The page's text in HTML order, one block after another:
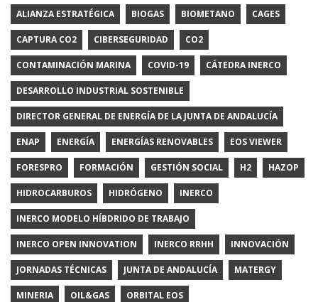
ALIANZA ESTRATÉGICA BIOGAS BIOMETANO CAGES
CAPTURA CO2 CIBERSEGURIDAD CO2
CONTAMINACIÓN MARINA COVID-19 CÁTEDRA INERCO
DESARROLLO INDUSTRIAL SOSTENIBLE
DIRECTOR GENERAL DE ENERGÍA DE LA JUNTA DE ANDALUCÍA
ENAP ENERGÍA ENERGÍAS RENOVABLES EOS VIEWER
FORESPRO FORMACIÓN GESTIÓN SOCIAL H2 HAZOP
HIDROCARBUROS HIDRÓGENO INERCO
INERCO MODELO HÍBDRIDO DE TRABAJO
INERCO OPEN INNOVATION INERCO RRHH INNOVACIÓN
JORNADAS TÉCNICAS JUNTA DE ANDALUCÍA MATERGY
MINERIA OIL&GAS ORBITAL EOS